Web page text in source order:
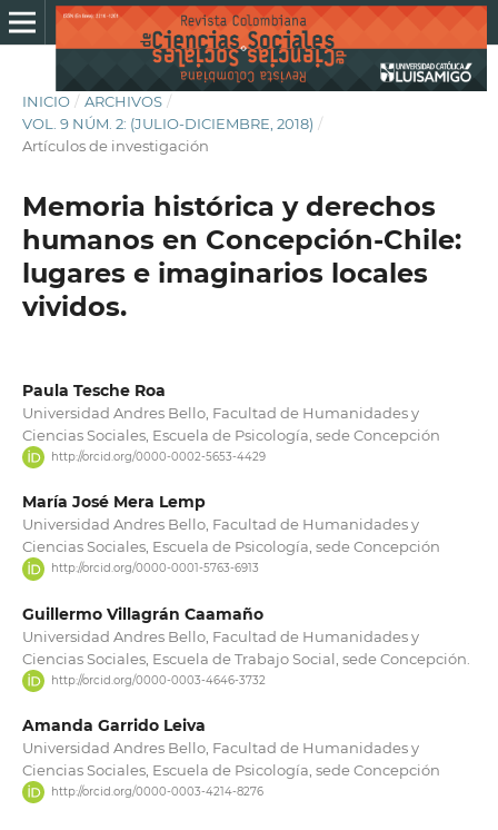
INICIO / ARCHIVOS /
VOL. 9 NÚM. 2: (JULIO-DICIEMBRE, 2018) /
Artículos de investigación
Memoria histórica y derechos
humanos en Concepción-Chile:
lugares e imaginarios locales
vividos.
Paula Tesche Roa
Universidad Andres Bello, Facultad de Humanidades y
Ciencias Sociales, Escuela de Psicología, sede Concepción
http://orcid.org/0000-0002-5653-4429
María José Mera Lemp
Universidad Andres Bello, Facultad de Humanidades y
Ciencias Sociales, Escuela de Psicología, sede Concepción
http://orcid.org/0000-0001-5763-6913
Guillermo Villagrán Caamaño
Universidad Andres Bello, Facultad de Humanidades y
Ciencias Sociales, Escuela de Trabajo Social, sede Concepción.
http://orcid.org/0000-0003-4646-3732
Amanda Garrido Leiva
Universidad Andres Bello, Facultad de Humanidades y
Ciencias Sociales, Escuela de Psicología, sede Concepción
http://orcid.org/0000-0003-4214-8276